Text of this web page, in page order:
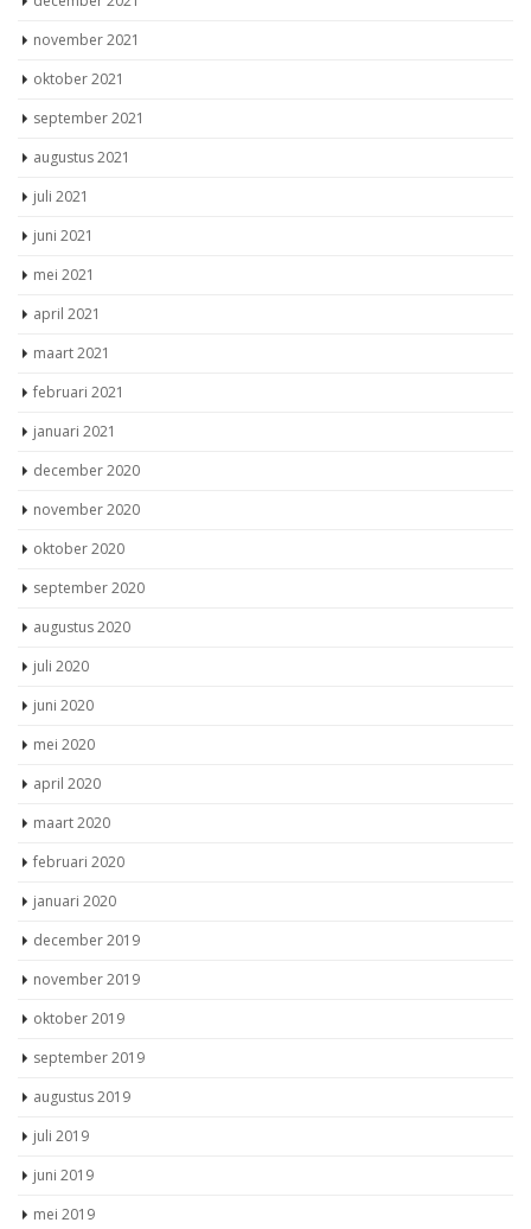
december 2021
november 2021
oktober 2021
september 2021
augustus 2021
juli 2021
juni 2021
mei 2021
april 2021
maart 2021
februari 2021
januari 2021
december 2020
november 2020
oktober 2020
september 2020
augustus 2020
juli 2020
juni 2020
mei 2020
april 2020
maart 2020
februari 2020
januari 2020
december 2019
november 2019
oktober 2019
september 2019
augustus 2019
juli 2019
juni 2019